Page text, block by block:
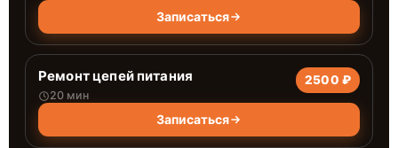
Записаться
Ремонт цепей питания
20 мин
2500 ₽
Записаться